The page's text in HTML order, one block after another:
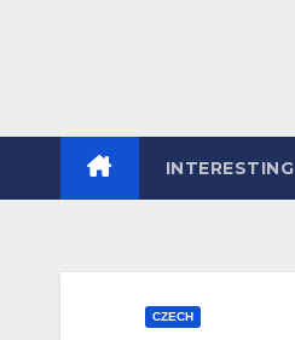
INTERESTING
CZECH